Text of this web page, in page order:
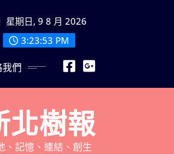
星期日, 9 8 月 2026
3:23:54 PM
們
北樹報
、記憶、連結、創生